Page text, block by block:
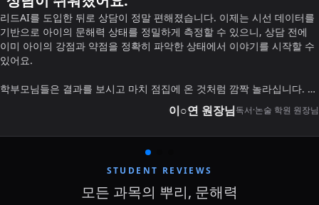
예전에는 다른 독서논술 프로그램을 사용했지만, 학생들의 문해력 향상
에는 큰 효과가 없었습니다. 결국 이번 기회에 리드AI로 바꾸게 되었죠.
리드AI는 시선 데이터를 기반으로 문해력을 테스트하기 때문에 정확도가
높고, 학부모님들 입장에서도 신뢰할 수 있는 결과를 보여줄 수 있습니
실제로 문해력이 낮아 수학 문제조차 이해하지 못하던 학생이 있었는데,
리드AI를 통해 정확히 진단하고 독서논술 수업을 병행하게 하니 성적이
이라는 차별화 덕분에 학원 운영에 큰 도움이 되고 있습니다.
이○준 원장님수학 학원 원장님
STUDENT REVIEWS
모든 과목의 뿌리, 문해력